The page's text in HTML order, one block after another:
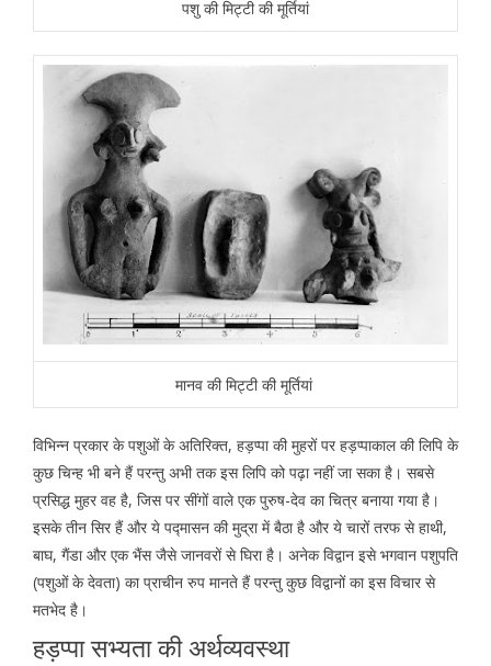
पशु की मिट्टी की मूर्तियां
मानव की मिट्टी की मूर्तियां
विभिन्न प्रकार के पशुओं के अतिरिक्त, हड़प्पा की मुहरों पर हड़प्पाकाल की लिपि के
कुछ चिन्ह भी बने हैं परन्तु अभी तक इस लिपि को पढ़ा नहीं जा सका है। सबसे
प्रसिद्ध मुहर वह है, जिस पर सींगों वाले एक पुरुष-देव का चित्र बनाया गया है।
इसके तीन सिर हैं और ये पद्मासन की मुद्रा में बैठा है और ये चारों तरफ से हाथी,
बाघ, गैंडा और एक भैंस जैसे जानवरों से घिरा है। अनेक विद्वान इसे भगवान पशुपति
(पशुओं के देवता) का प्राचीन रुप मानते हैं परन्तु कुछ विद्वानों का इस विचार से
मतभेद है।
हड़प्पा सभ्यता की अर्थव्यवस्था